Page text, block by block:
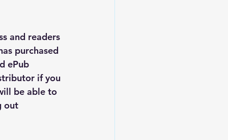
and readers
purchased
ePub
if you
be able to
out